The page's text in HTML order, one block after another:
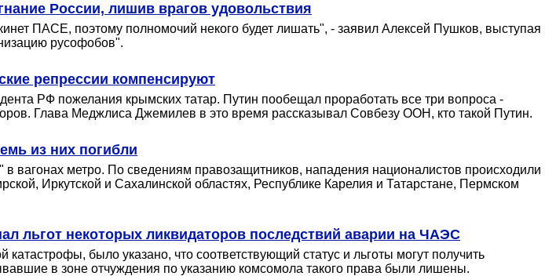
России, лишив врагов удовольствия
ПАСЕ, поэтому полномочий некого будет лишать", - заявил Алексей Пушков, выступая
русофобов".
репрессии компенсируют
РФ пожелания крымских татар. Путин пообещал проработать все три вопроса -
Глава Меджлиса Джемилев в это время рассказывал Совбезу ООН, кто такой Путин.
из них погибли
вагонах метро. По сведениям правозащитников, нападения националистов происходили
Иркутской и Сахалинской областях, Республике Карелия и Татарстане, Пермском
льгот некоторых ликвидаторов последствий аварии на ЧАЭС
было указано, что соответствующий статус и льготы могут получить
в зоне отчуждения по указанию комсомола такого права были лишены.